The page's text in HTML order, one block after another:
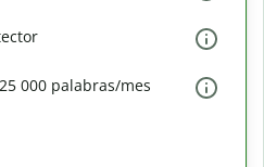
25 000 palabras/mes